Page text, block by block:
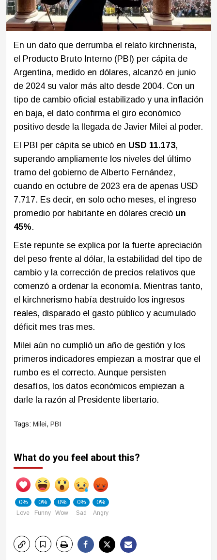
En un dato que derrumba el relato kirchnerista,
el Producto Bruto Interno (PBI) per cápita de
Argentina, medido en dólares, alcanzó en junio
de 2024 su valor más alto desde 2004. Con un
tipo de cambio oficial estabilizado y una inflación
en baja, el dato confirma el giro económico
positivo desde la llegada de Javier Milei al poder.
El PBI per cápita se ubicó en USD 11.173,
superando ampliamente los niveles del último
tramo del gobierno de Alberto Fernández,
cuando en octubre de 2023 era de apenas USD
7.717. Es decir, en solo ocho meses, el ingreso
promedio por habitante en dólares creció un
45%.
Este repunte se explica por la fuerte apreciación
del peso frente al dólar, la estabilidad del tipo de
cambio y la corrección de precios relativos que
comenzó a ordenar la economía. Mientras tanto,
el kirchnerismo había destruido los ingresos
reales, disparado el gasto público y acumulado
déficit mes tras mes.
Milei aún no cumplió un año de gestión y los
primeros indicadores empiezan a mostrar que el
rumbo es el correcto. Aunque persisten
desafíos, los datos económicos empiezan a
darle la razón al Presidente libertario.
Tags: Milei, PBI
What do you feel about this?
0%
Love
0%
Funny
0%
Wow
0%
Sad
0%
Angry